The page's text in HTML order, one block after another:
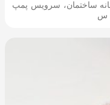
ساختمان، سرویس پمپ